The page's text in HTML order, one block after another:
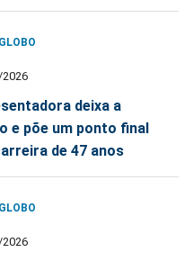
deixa a
e põe um ponto final
de 47 anos